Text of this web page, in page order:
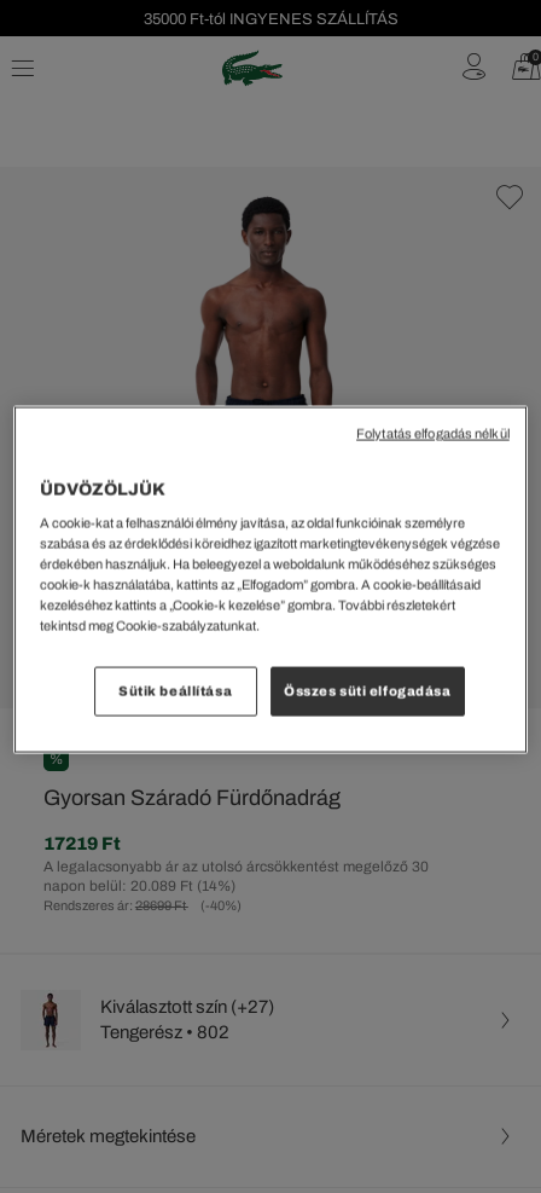
Szezonális leárazás akár -40%!
Ingyenes visszaküldés! 0
%
Gyorsan Száradó Fürdőnadrág
Rendszeres ár: 28699 Ft (-40%)
A legalacsonyabb ár az utolsó árcsökkentést megelőző 30
napon belül: 20.089 Ft (14%)
17219 Ft
Kiválasztott szín (+27)
Tengerész • 802
Méretek megtekintése
ÜDVÖZÖLJÜK
A cookie-kat a felhasználói élmény javítása, az oldal funkcióinak személyre
szabása és az érdeklődési köreidhez igazított marketingtevékenységek végzése
érdekében használjuk. Ha beleegyezel a weboldalunk működéséhez szükséges
cookie-k használatába, kattints az „Elfogadom” gombra. A cookie-beállításaid
kezeléséhez kattints a „Cookie-k kezelése” gombra. További részletekért
tekintsd meg Cookie-szabályzatunkat.
Sütik beállítása Összes süti elfogadása
Folytatás elfogadás nélkül